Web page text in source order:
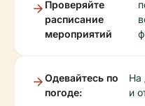
Проверяйте
расписание
мероприятий
Одевайтесь по
погоде:
На
и